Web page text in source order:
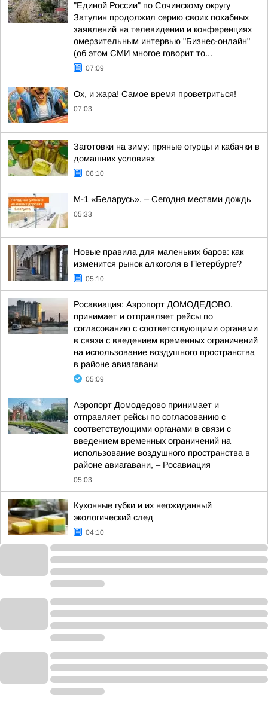
"Единой России" по Сочинскому округу
Затулин продолжил серию своих похабных
заявлений на телевидении и конференциях
омерзительным интервью "Бизнес-онлайн"
(об этом СМИ многое говорит то...
07:09
Ох, и жара! Самое время проветриться!
07:03
Заготовки на зиму: пряные огурцы и кабачки в
домашних условиях
06:10
М-1 «Беларусь». – Сегодня местами дождь
05:33
Новые правила для маленьких баров: как
изменится рынок алкоголя в Петербурге?
05:10
Росавиация: Аэропорт ДОМОДЕДОВО.
принимает и отправляет рейсы по
согласованию с соответствующими органами
в связи с введением временных ограничений
на использование воздушного пространства
в районе авиагавани
05:09
Аэропорт Домодедово принимает и
отправляет рейсы по согласованию с
соответствующими органами в связи с
введением временных ограничений на
использование воздушного пространства в
районе авиагавани, – Росавиация
05:03
Кухонные губки и их неожиданный
экологический след
04:10